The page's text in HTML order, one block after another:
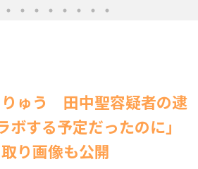
スまと
美味し
... / 気
式、謝
ンテナ
相互
ゅーすなう！ まとめアンテナ
すなう！ まとめアンテナ (7/30
22:16)
勇気を出して白人美女にチン凸し
たアジア人短小男♂、爆笑されて... /
にゅーすなう！ まとめアンテナ
(7/30 22:06)
「OS☆K」の南み
ゆかさんが、6月
20日発売のマンガ
ガジン」（講談
ルミライ』（講
部を売り上げ、
りゅう 田中聖容疑者の逮
する予定だったのに」
り画像も公開